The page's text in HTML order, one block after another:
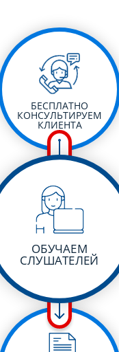
БЕСПЛАТНО
КОНСУЛЬТИРУЕМ
КЛИЕНТА
ОБУЧАЕМ
СЛУШАТЕЛЕЙ